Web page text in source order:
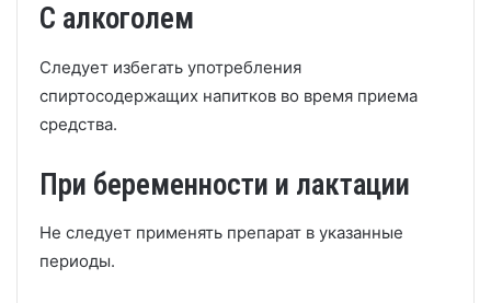
С алкоголем
Следует избегать употребления
спиртосодержащих напитков во время приема
средства.
При беременности и лактации
Не следует применять препарат в указанные
периоды.